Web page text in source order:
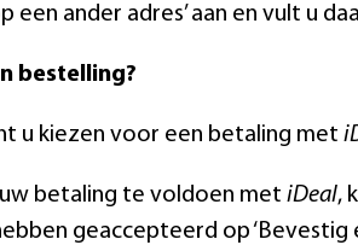
een ander adres’ aan en vult u
bestelling?
u kiezen voor een betaling met
betaling te voldoen met iDeal,
geaccepteerd op ‘Bevestig